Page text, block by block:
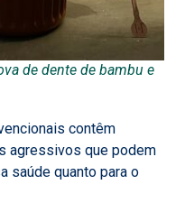
de dente de bambu e
contêm
agressivos que podem
saúde quanto para o